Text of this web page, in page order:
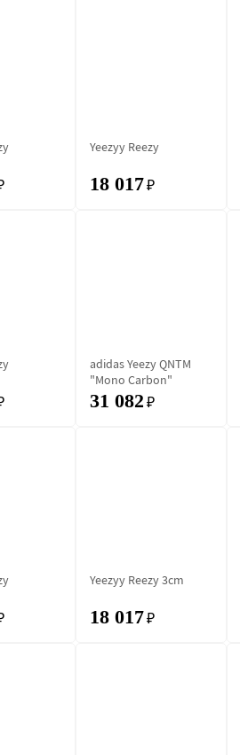
Yeezyy Reezy
18 017₽
adidas Yeezy QNTM
"Mono Carbon"
31 082 ₽
Yeezyy Reezy 3cm
18 017₽